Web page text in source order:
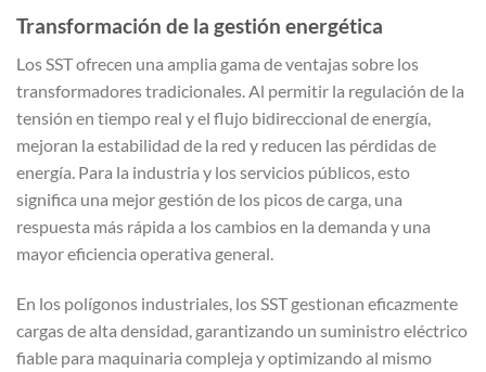
Transformación de la gestión energética
Los SST ofrecen una amplia gama de ventajas sobre los
transformadores tradicionales. Al permitir la regulación de la
tensión en tiempo real y el flujo bidireccional de energía,
mejoran la estabilidad de la red y reducen las pérdidas de
energía. Para la industria y los servicios públicos, esto
significa una mejor gestión de los picos de carga, una
respuesta más rápida a los cambios en la demanda y una
mayor eficiencia operativa general.
En los polígonos industriales, los SST gestionan eficazmente
cargas de alta densidad, garantizando un suministro eléctrico
fiable para maquinaria compleja y optimizando al mismo